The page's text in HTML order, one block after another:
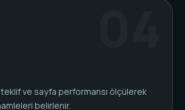
ve sayfa performansı ölçülerek
belirlenir.